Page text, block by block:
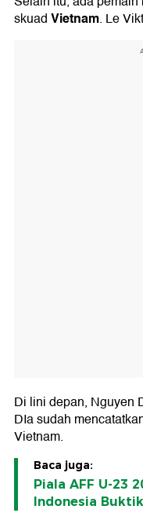
skuadVietnam. Le
Di lini depan, Nguyen
DIa sudah
Vietnam.
Baca juga:
Piala AFF U-23
Indonesia